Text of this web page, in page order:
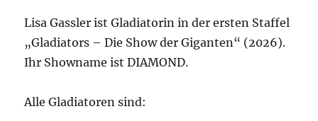
Lisa Gassler ist Gladiatorin in der ersten Staffel
„Gladiators – Die Show der Giganten“ (2026).
Ihr Showname ist DIAMOND.
Alle Gladiatoren sind: